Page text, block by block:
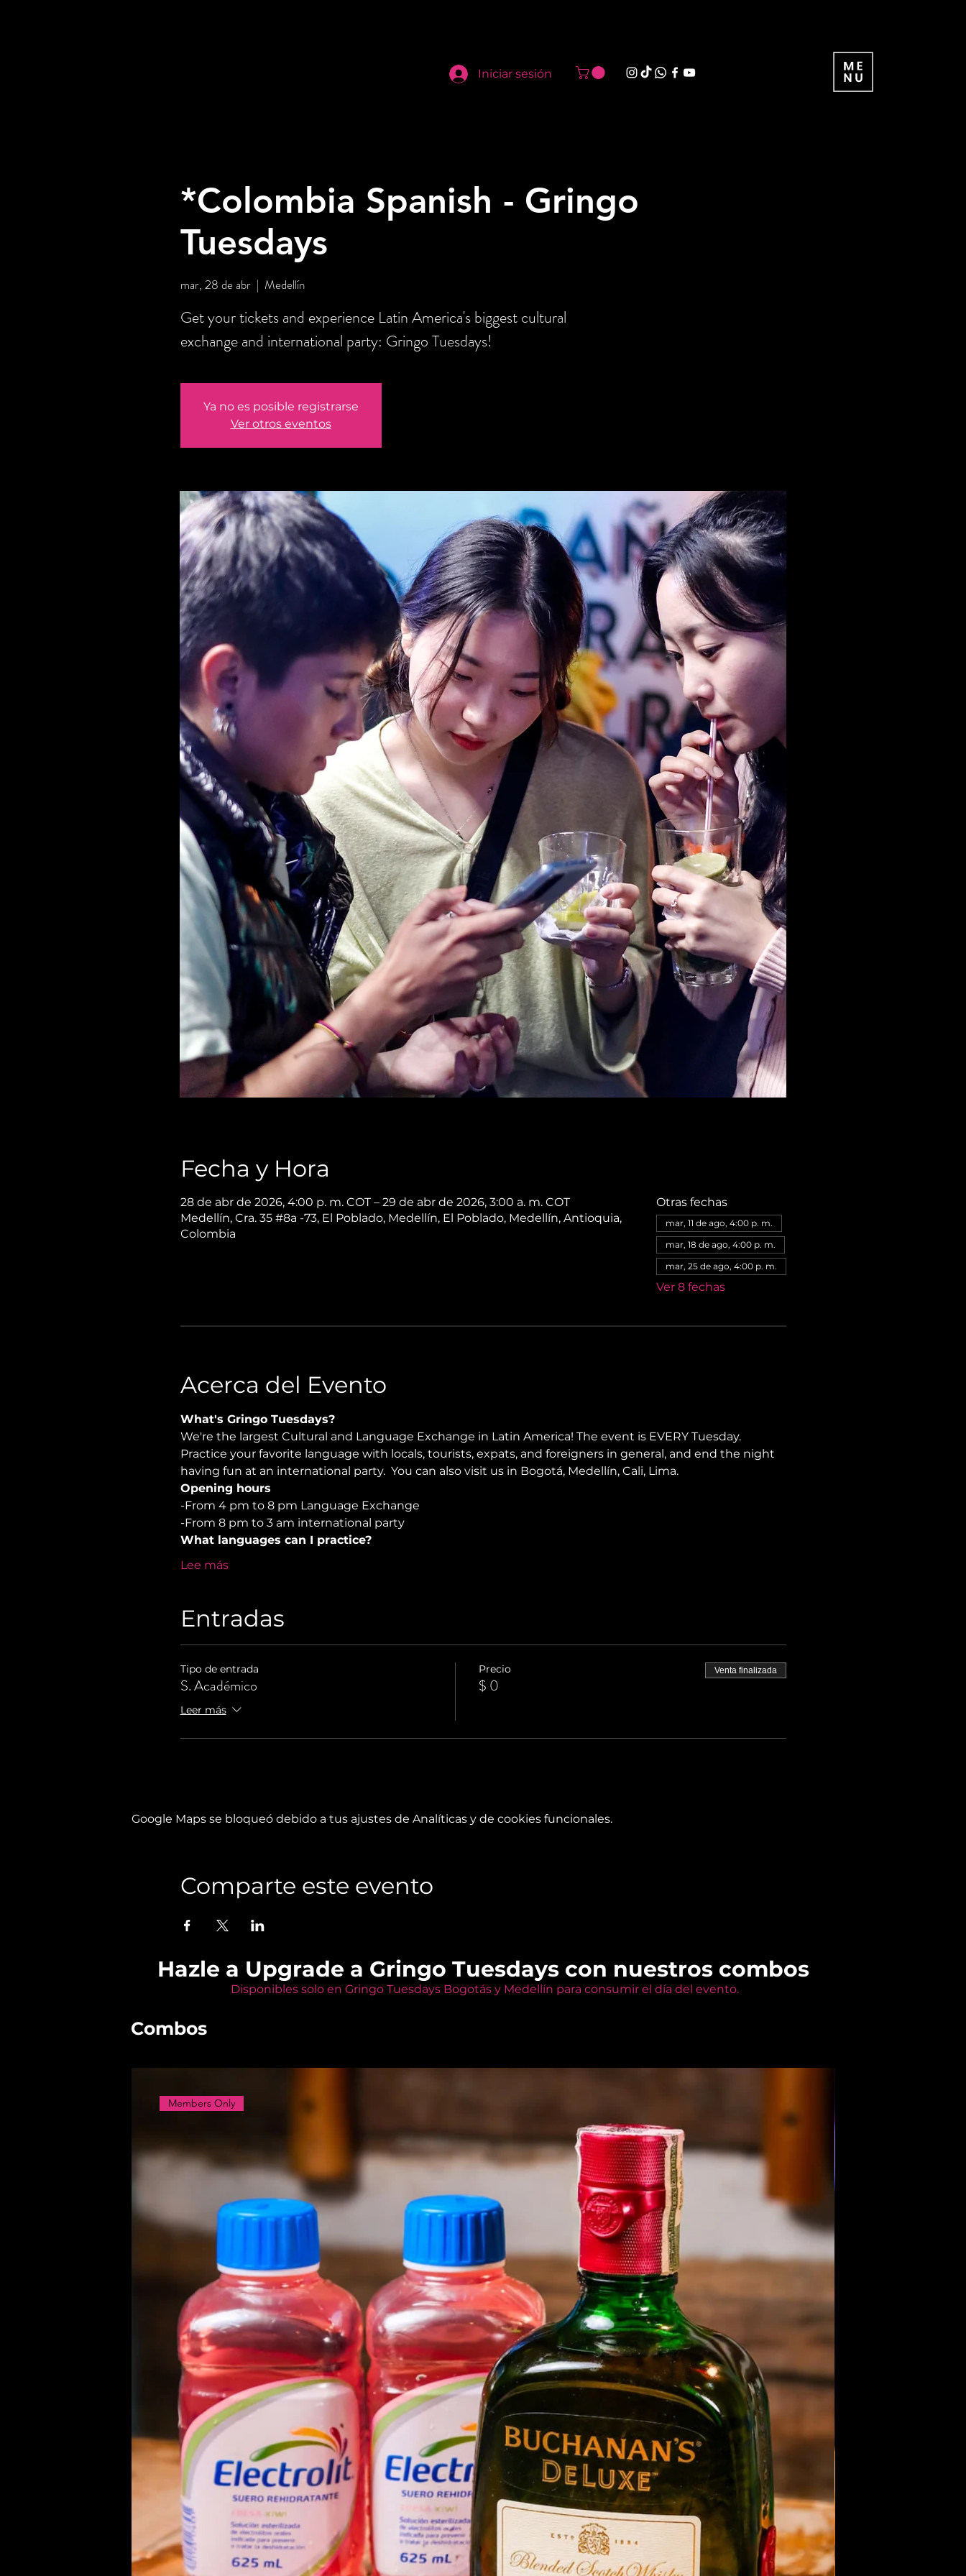
Iniciar sesión
*Colombia Spanish - Gringo
Tuesdays
mar, 28 de abr
  |
Medellín
Get your tickets and experience Latin America's biggest cultural
exchange and international party: Gringo Tuesdays!
Ya no es posible registrarse
Ver otros eventos
Fecha y Hora
28 de abr de 2026, 4:00 p. m. COT – 29 de abr de 2026, 3:00 a. m. COT
Medellín, Cra. 35 #8a -73, El Poblado, Medellín, El Poblado, Medellín, Antioquia,
Colombia
Otras fechas
mar, 11 de ago, 4:00 p. m.
mar, 18 de ago, 4:00 p. m.
mar, 25 de ago, 4:00 p. m.
Ver 8 fechas
Acerca del Evento
What's Gringo Tuesdays?
We're the largest Cultural and Language Exchange in Latin America! The event is EVERY Tuesday.
Practice your favorite language with locals, tourists, expats, and foreigners in general, and end the night
having fun at an international party.  You can also visit us in Bogotá, Medellín, Cali, Lima.
Opening hours
-From 4 pm to 8 pm Language Exchange
-From 8 pm to 3 am international party
What languages can I practice?
Lee más
Entradas
Tipo de entrada
S. Académico
Leer más
Precio
$ 0
Venta finalizada
Google Maps se bloqueó debido a tus ajustes de Analíticas y de cookies funcionales.
Comparte este evento
Hazle a Upgrade a Gringo Tuesdays con nuestros combos
Disponibles solo en Gringo Tuesdays Bogotás y Medellín para consumir el día del evento.
Combos
Members Only